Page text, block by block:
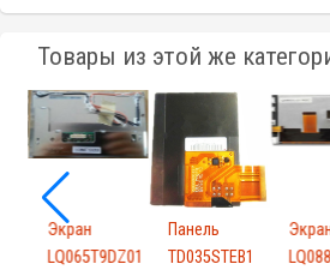
Товары из этой же
Экран
LQ065T9DZ01
Панель
TD035STEB1